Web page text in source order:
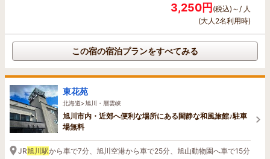
3,250円(税込)～/ 人
(大人2名利用時)
この宿の宿泊プランをすべてみる
東花苑
北海道>旭川・層雲峡
旭川市内・近郊へ便利な場所にある閑静な和風旅館♪駐車
場無料
JR旭川駅から車で7分、旭川空港から車で25分、旭山動物園へ車で15分